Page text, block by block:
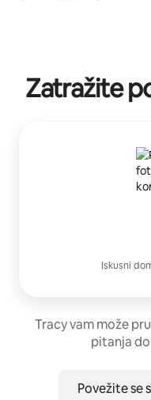
Zatražite
Iskusni
Tracy vam može
pitanja
Povežite se